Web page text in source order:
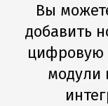
Вы
добавить
цифровую
модули